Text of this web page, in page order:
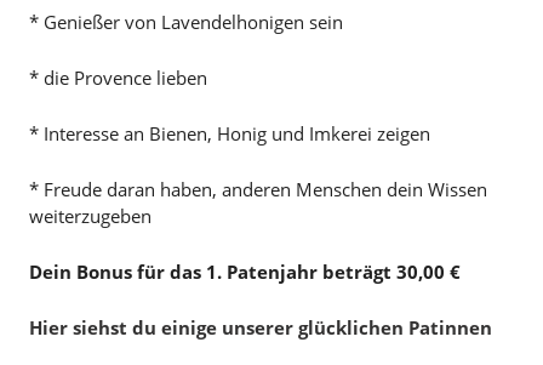
* Genießer von Lavendelhonigen sein
* die Provence lieben
* Interesse an Bienen, Honig und Imkerei zeigen
* Freude daran haben, anderen Menschen dein Wissen
weiterzugeben
Dein Bonus für das 1. Patenjahr beträgt 30,00 €
Hier siehst du einige unserer glücklichen Patinnen